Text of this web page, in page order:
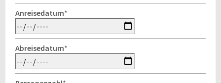
Anreisedatum*
Abreisedatum*